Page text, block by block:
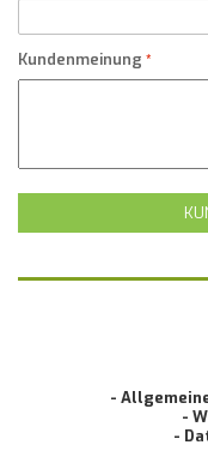
Kundenmeinung
-
-
-